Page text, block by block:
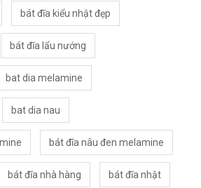
bát đĩa kiểu nhật đẹp
bát đĩa lẩu nướng
bat dia melamine
bat dia nau
bát đĩa nâu đen melamine
bát đĩa nhà hàng bát đĩa nhật